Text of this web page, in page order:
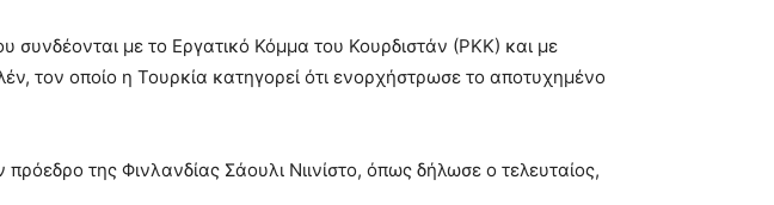
συνδέονται με το Εργατικό Κόμμα του Κουρδιστάν (ΡΚΚ) και με
τον οποίο η Τουρκία κατηγορεί ότι ενορχήστρωσε το αποτυχημένο
της Φινλανδίας Σάουλι Νιινίστο, όπως δήλωσε ο τελευταίος,